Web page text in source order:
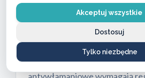
Akceptuj wszystkie
Tylko niezbędne
Dostosuj
wchodzi do lokalu. Zużycie
to kolejny czynnik. Jeśli klucz
oporem, zacina się lub wymaga
klamką, mechanizm wymaga
natychmiastowej interwencji.